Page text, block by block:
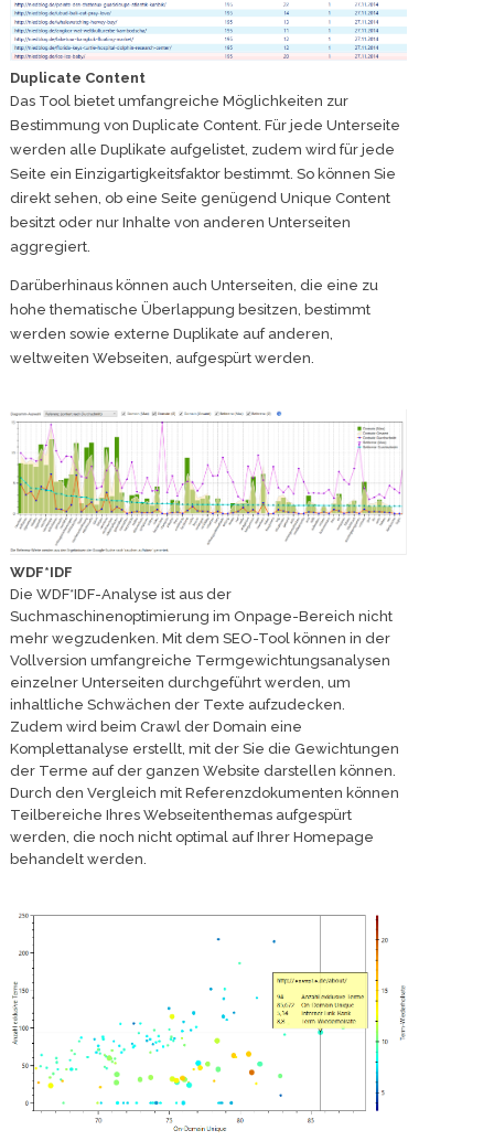
Duplicate Content
Das Tool bietet umfangreiche Möglichkeiten zur
Bestimmung von Duplicate Content. Für jede Unterseite
werden alle Duplikate aufgelistet, zudem wird für jede
Seite ein Einzigartigkeitsfaktor bestimmt. So können Sie
direkt sehen, ob eine Seite genügend Unique Content
besitzt oder nur Inhalte von anderen Unterseiten
aggregiert.
Darüberhinaus können auch Unterseiten, die eine zu
hohe thematische Überlappung besitzen, bestimmt
werden sowie externe Duplikate auf anderen,
weltweiten Webseiten, aufgespürt werden.
WDF*IDF
Die WDF*IDF-Analyse ist aus der
Suchmaschinenoptimierung im Onpage-Bereich nicht
mehr wegzudenken. Mit dem SEO-Tool können in der
Vollversion umfangreiche Termgewichtungsanalysen
einzelner Unterseiten durchgeführt werden, um
inhaltliche Schwächen der Texte aufzudecken.
Zudem wird beim Crawl der Domain eine
Komplettanalyse erstellt, mit der Sie die Gewichtungen
der Terme auf der ganzen Website darstellen können.
Durch den Vergleich mit Referenzdokumenten können
Teilbereiche Ihres Webseitenthemas aufgespürt
werden, die noch nicht optimal auf Ihrer Homepage
behandelt werden.